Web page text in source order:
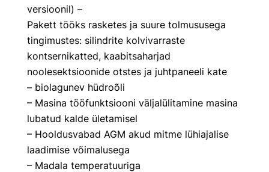
versioonil) –
Pakett tööks rasketes ja suure tolmususega
tingimustes: silindrite kolvivarraste
kontsernikatted, kaabitsaharjad
noolesektsioonide otstes ja juhtpaneeli kate
– biolagunev hüdroõli
– Masina tööfunktsiooni väljalülitamine masina
lubatud kalde ületamisel
– Hooldusvabad AGM akud mitme lühiajalise
laadimise võimalusega
– Madala temperatuuriga